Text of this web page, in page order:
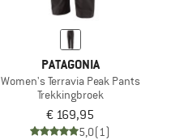
PATAGONIA
Women's Terravia Peak Pants
Trekkingbroek
€ 169,95
5,0(1)